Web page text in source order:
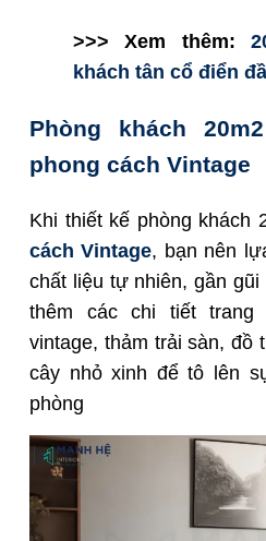
>>> Xem thêm:
khách tân cổ điển
Phòng khách
phong cách Vintage
Khi thiết kế phòng khách
cách Vintage, bạn nên
chất liệu tự nhiên, gần
thêm các chi tiết trang
vintage, thảm trải sàn, đồ
cây nhỏ xinh để tô lên
phòng